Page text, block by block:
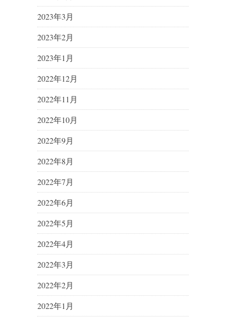
2023年3月
2023年2月
2023年1月
2022年12月
2022年11月
2022年10月
2022年9月
2022年8月
2022年7月
2022年6月
2022年5月
2022年4月
2022年3月
2022年2月
2022年1月